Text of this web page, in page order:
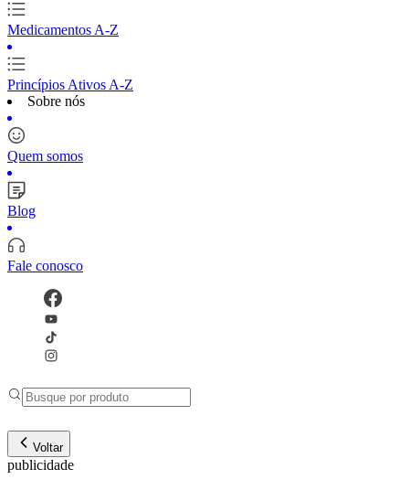
Medicamentos A-Z
Princípios Ativos A-Z
Sobre nós
Quem somos
Blog
Fale conosco
Voltar
publicidade